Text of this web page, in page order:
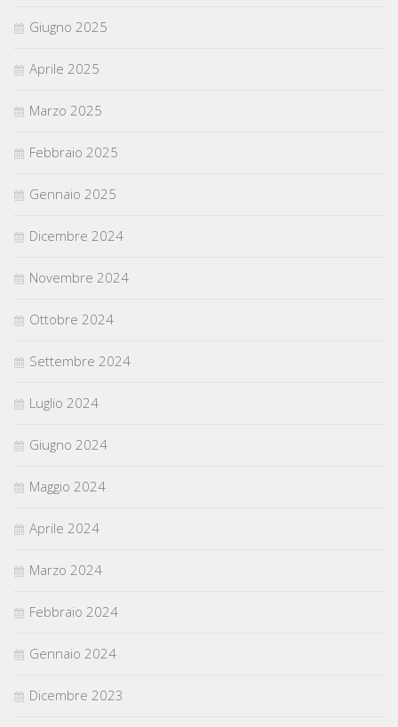
Giugno 2025
Aprile 2025
Marzo 2025
Febbraio 2025
Gennaio 2025
Dicembre 2024
Novembre 2024
Ottobre 2024
Settembre 2024
Luglio 2024
Giugno 2024
Maggio 2024
Aprile 2024
Marzo 2024
Febbraio 2024
Gennaio 2024
Dicembre 2023